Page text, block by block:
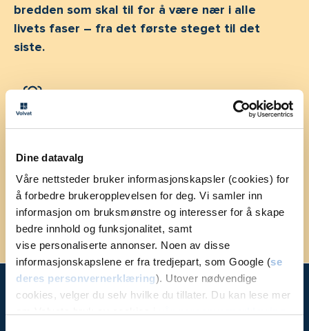
Dine datavalg
Våre nettsteder bruker informasjonskapsler (cookies) for
å forbedre brukeropplevelsen for deg. Vi samler inn
informasjon om bruksmønstre og interesser for å skape
bedre innhold og funksjonalitet, samt
vise personaliserte annonser. Noen av disse
informasjonskapslene er fra tredjepart, som Google (se
deres personvernerklæring). Utover nødvendige
cookies, velger du selv hvilke du tillater. Du kan lese mer
bredden som skal til for å være nær i alle
livets faser – fra det første steget til det
siste.
Vi har behandlet pasienter i 40 år, og er et av
landets største private sykehus. Du kan være
trygg på at vi er her når du trenger oss.